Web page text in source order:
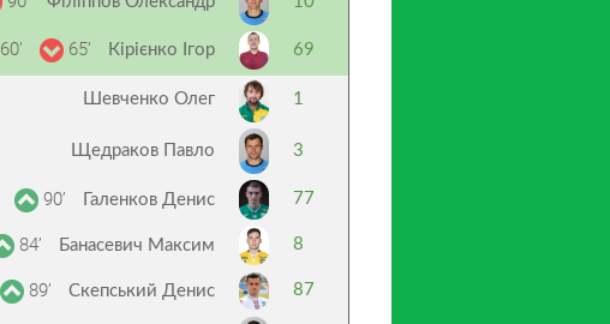
60’ 65’ Кірієнко Ігор 69
Шевченко Олег 1
Щедраков Павло 3
90’ Галенков Денис 77
84’ Банасевич Максим 8
89’ Скепський Денис 87